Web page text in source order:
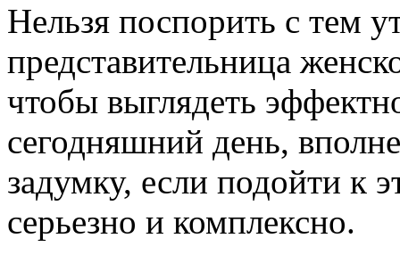
Нельзя поспорить с тем
представительница
чтобы выглядеть
сегодняшний день,
задумку, если подойти к
серьезно и комплексно.